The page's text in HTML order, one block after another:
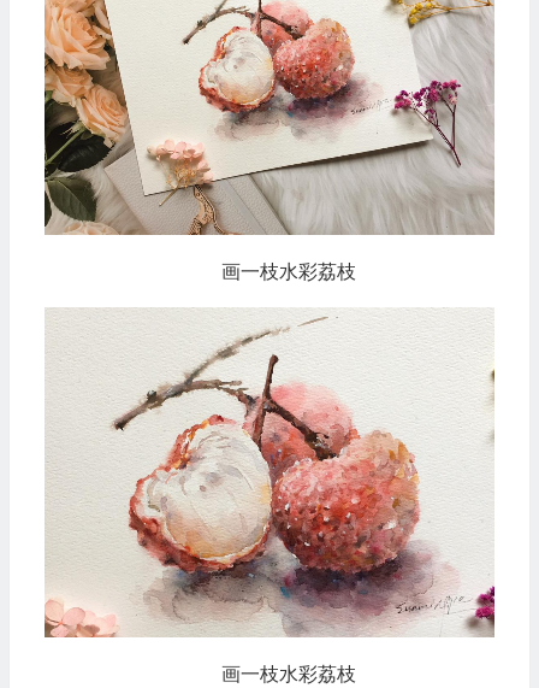
画一枝水彩荔枝
画一枝水彩荔枝